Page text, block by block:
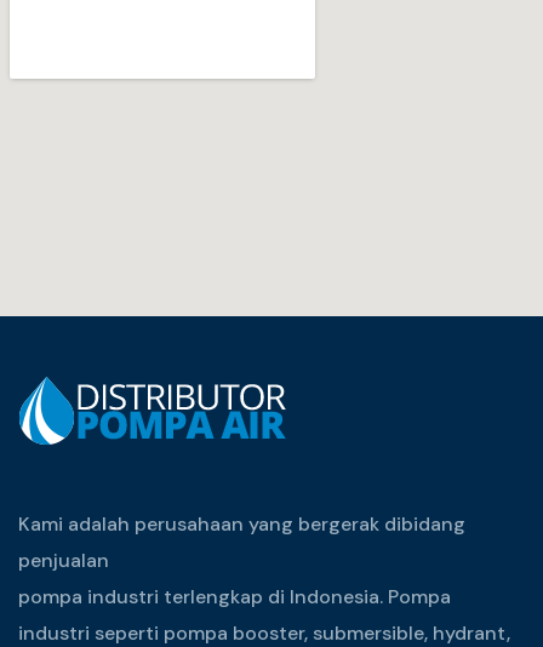
Kami adalah perusahaan yang bergerak dibidang
penjualan
pompa industri terlengkap di Indonesia. Pompa
industri seperti pompa booster, submersible, hydrant,